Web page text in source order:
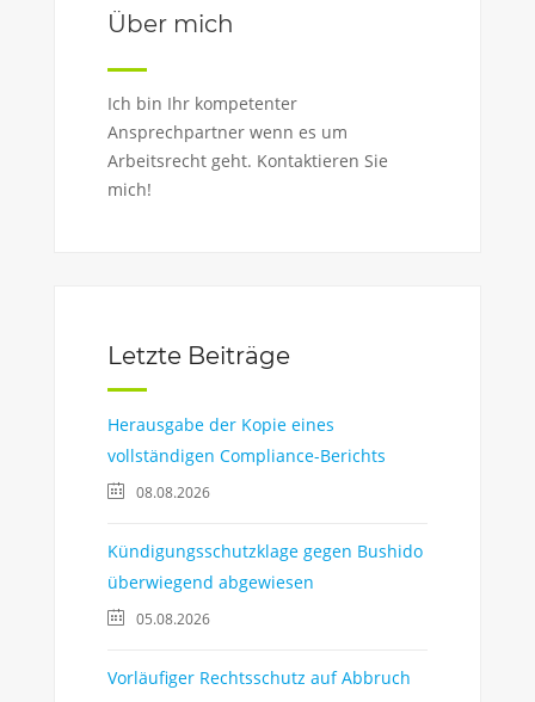
Über mich
Ich bin Ihr kompetenter
Ansprechpartner wenn es um
Arbeitsrecht geht. Kontaktieren Sie
mich!
Letzte Beiträge
Herausgabe der Kopie eines
vollständigen Compliance-Berichts
08.08.2026
Kündigungsschutzklage gegen Bushido
überwiegend abgewiesen
05.08.2026
Vorläufiger Rechtsschutz auf Abbruch